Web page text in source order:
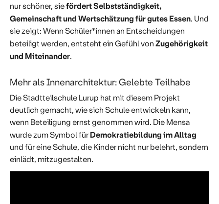
nur schöner, sie fördert Selbstständigkeit,
Gemeinschaft und Wertschätzung für gutes Essen. Und
sie zeigt: Wenn Schüler*innen an Entscheidungen
beteiligt werden, entsteht ein Gefühl von Zugehörigkeit
und Miteinander.
Mehr als Innenarchitektur: Gelebte Teilhabe
Die Stadtteilschule Lurup hat mit diesem Projekt
deutlich gemacht, wie sich Schule entwickeln kann,
wenn Beteiligung ernst genommen wird. Die Mensa
wurde zum Symbol für Demokratiebildung im Alltag
und für eine Schule, die Kinder nicht nur belehrt, sondern
einlädt, mitzugestalten.